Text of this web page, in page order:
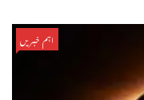
اہم خبریں